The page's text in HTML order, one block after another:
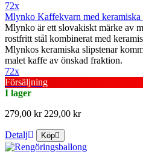
72x
Mlynko Kaffekvarn med keramiska
Mlynko är ett slovakiskt märke av
rostfritt stål kombinerat med
Mlynkos keramiska slipstenar
malet kaffe av önskad fraktion.
72x
Försäljning
I lager
279,00 kr 229,00 kr
Detalj Köp